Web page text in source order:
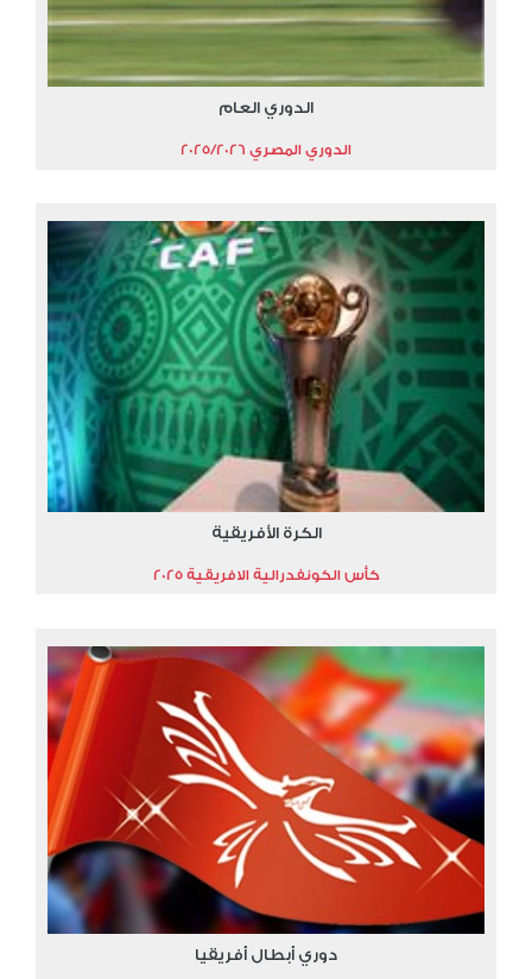
الدوري العام
الدوري المصري 2025/2026
الكرة الأفريقية
كأس الكونفدرالية الافريقية 2025
دوري أبطال أفريقيا